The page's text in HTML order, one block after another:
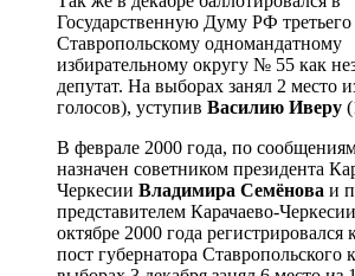
Государственную Думу РФ
Ставропольскому одномандатному
избирательному округу № 55 как
депутат. На выборах занял 2 место
голосов), уступив Василию Иверу
В феврале 2000 года, по
назначен советником президента
Черкесии Владимира Семёнова и
представителем Карачаево-
октябре 2000 года регистрировался
пост губернатора Ставропольского